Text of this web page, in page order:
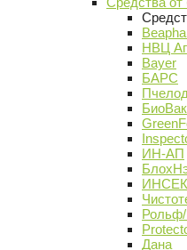
НВЦ
Bayer
БАРС
ИН-АП
Дана